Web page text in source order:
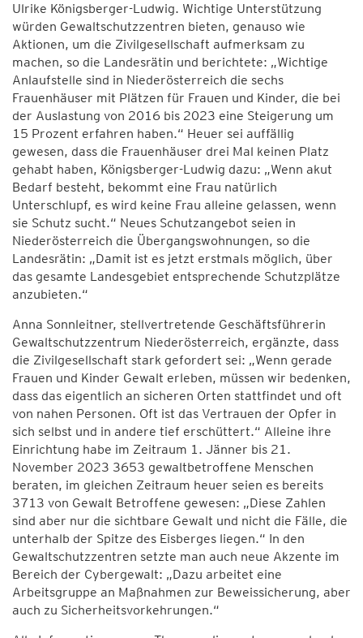
Ulrike Königsberger-Ludwig. Wichtige Unterstützung
würden Gewaltschutzzentren bieten, genauso wie
Aktionen, um die Zivilgesellschaft aufmerksam zu
machen, so die Landesrätin und berichtete: „Wichtige
Anlaufstelle sind in Niederösterreich die sechs
Frauenhäuser mit Plätzen für Frauen und Kinder, die bei
der Auslastung von 2016 bis 2023 eine Steigerung um
15 Prozent erfahren haben.“ Heuer sei auffällig
gewesen, dass die Frauenhäuser drei Mal keinen Platz
gehabt haben, Königsberger-Ludwig dazu: „Wenn akut
Bedarf besteht, bekommt eine Frau natürlich
Unterschlupf, es wird keine Frau alleine gelassen, wenn
sie Schutz sucht.“ Neues Schutzangebot seien in
Niederösterreich die Übergangswohnungen, so die
Landesrätin: „Damit ist es jetzt erstmals möglich, über
das gesamte Landesgebiet entsprechende Schutzplätze
anzubieten.“
Anna Sonnleitner, stellvertretende Geschäftsführerin
Gewaltschutzzentrum Niederösterreich, ergänzte, dass
die Zivilgesellschaft stark gefordert sei: „Wenn gerade
Frauen und Kinder Gewalt erleben, müssen wir bedenken,
dass das eigentlich an sicheren Orten stattfindet und oft
von nahen Personen. Oft ist das Vertrauen der Opfer in
sich selbst und in andere tief erschüttert.“ Alleine ihre
Einrichtung habe im Zeitraum 1. Jänner bis 21.
November 2023 3653 gewaltbetroffene Menschen
beraten, im gleichen Zeitraum heuer seien es bereits
3713 von Gewalt Betroffene gewesen: „Diese Zahlen
sind aber nur die sichtbare Gewalt und nicht die Fälle, die
unterhalb der Spitze des Eisberges liegen.“ In den
Gewaltschutzzentren setzte man auch neue Akzente im
Bereich der Cybergewalt: „Dazu arbeitet eine
Arbeitsgruppe an Maßnahmen zur Beweissicherung, aber
auch zu Sicherheitsvorkehrungen.“